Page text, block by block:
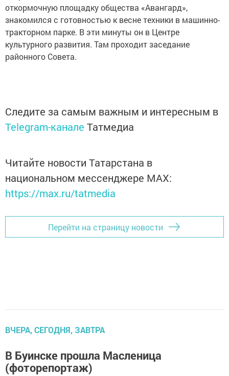
откормочную площадку общества «Авангард»,
знакомился с готовностью к весне техники в машинно-
тракторном парке. В эти минуты он в Центре
культурного развития. Там проходит заседание
районного Совета.
Следите за самым важным и интересным в
Telegram-канале Татмедиа
Читайте новости Татарстана в
национальном мессенджере MАХ:
https://max.ru/tatmedia
Перейти на страницу новости
ВЧЕРА, СЕГОДНЯ, ЗАВТРА
В Буинске прошла Масленица
(фоторепортаж)